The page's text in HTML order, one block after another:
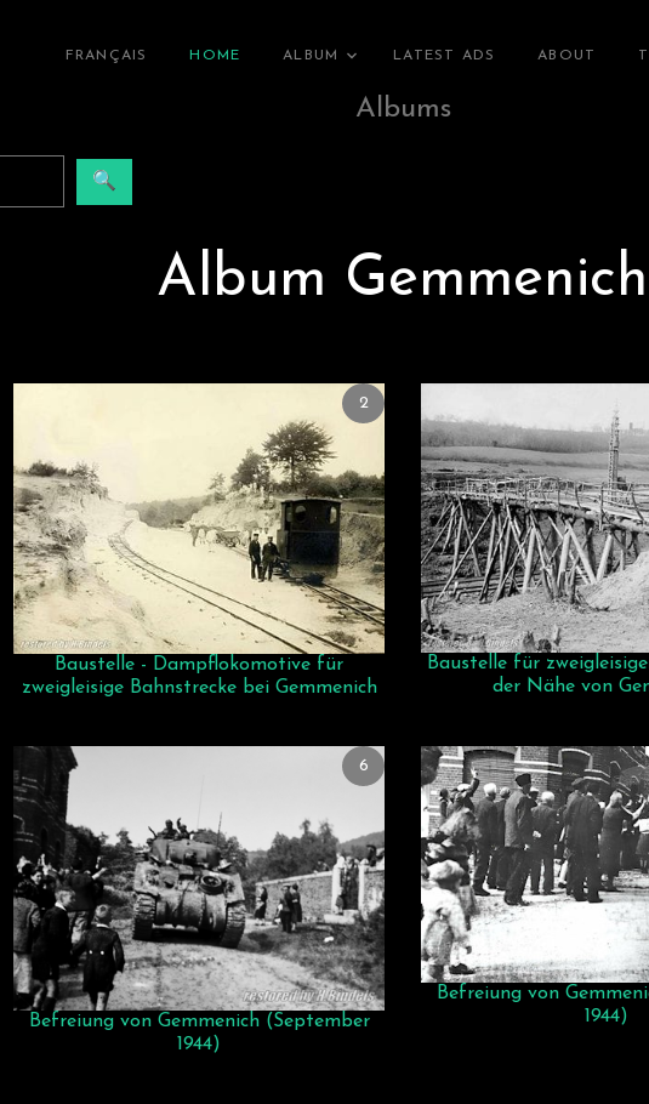
FRANÇAIS HOME ALBUM LATEST ADS ABOUT
Albums
🔍
Album Gemmenich
Baustelle - Dampflokomotive für
zweigleisige Bahnstrecke bei Gemmenich
2
Baustelle für
der Nähe von
Befreiung von Gemmenich (September
1944)
6
Befreiung von
1944)